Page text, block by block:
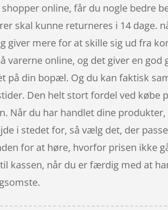
shopper online, får du nogle bedre
skal kunne returneres i 14 dage.
giver mere for at skille sig ud fra
varerne online, og det giver en
på din bopæl. Og du kan faktisk
Den helt stort fordel ved købe
Når du har handlet dine
i stedet for, så vælg det, der
for at høre, hvorfor prisen ikke
kassen, når du er færdig med at